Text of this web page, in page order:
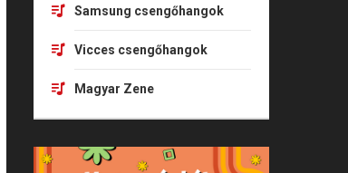
Samsung csengőhangok
Vicces csengőhangok
Magyar Zene